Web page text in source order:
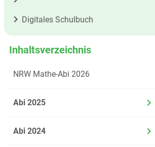
Digitales Schulbuch
Inhaltsverzeichnis
NRW Mathe-Abi 2026
Abi 2025
Abi 2024